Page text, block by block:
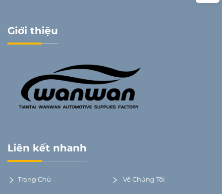
Giới thiệu
Liên kết nhanh
Trang Chủ Về Chúng Tôi